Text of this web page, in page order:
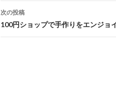
稿
ナ
次の投稿
100円ショップで手作りをエンジョ